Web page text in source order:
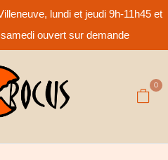
lundi et jeudi 9h-11h45 et
ouvert sur demande
0